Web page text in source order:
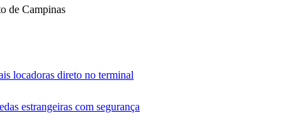
de Campinas
locadoras direto no terminal
estrangeiras com segurança